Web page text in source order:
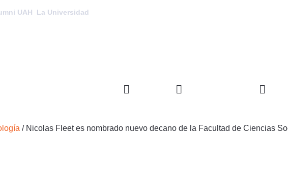
UAH La Universidad
/ Nicolas Fleet es nombrado nuevo decano de la Facultad de Ciencias